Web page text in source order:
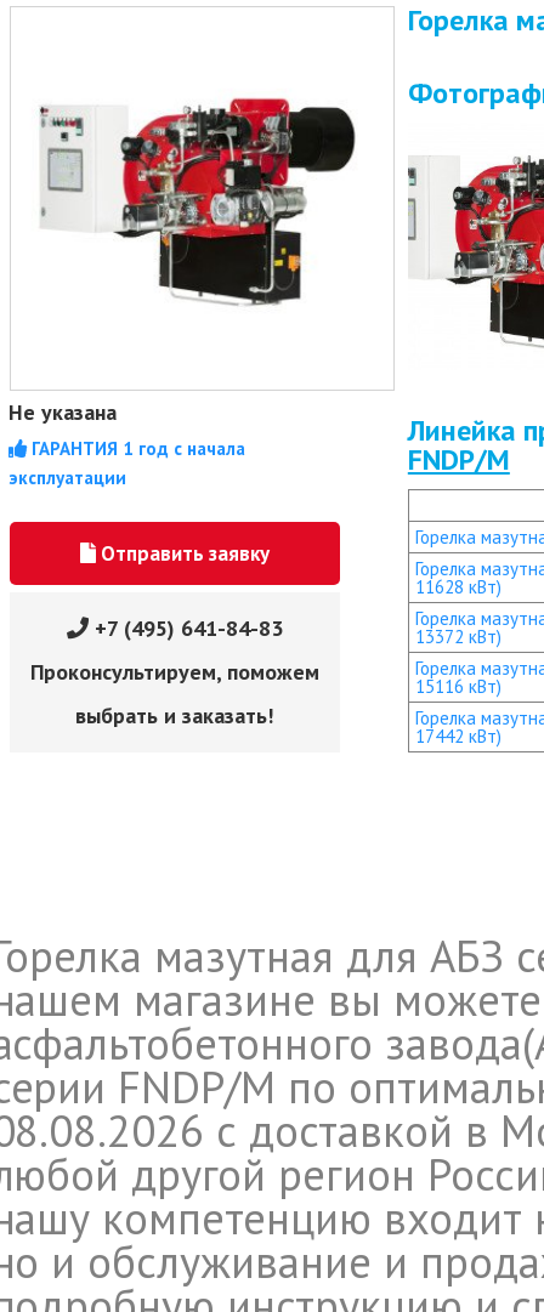
Не указана
ГАРАНТИЯ 1 год с начала
эксплуатации
Отправить заявку
+7 (495) 641-84-83
Проконсультируем, поможем
выбрать и заказать!
Горелка
Линейка
FNDP/M
Горелка
Горелка
11628 кВт)
Горелка
13372 кВт)
Горелка
15116 кВт)
Горелка
17442 кВт)
мазутная для АБЗ
магазине вы можете
FNDP/M по
с доставкой в
другой регион
компетенцию входит
и обслуживание и